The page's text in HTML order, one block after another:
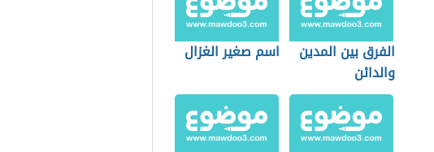
الفرق بين المدين
والدائن
اسم صغير الغزال